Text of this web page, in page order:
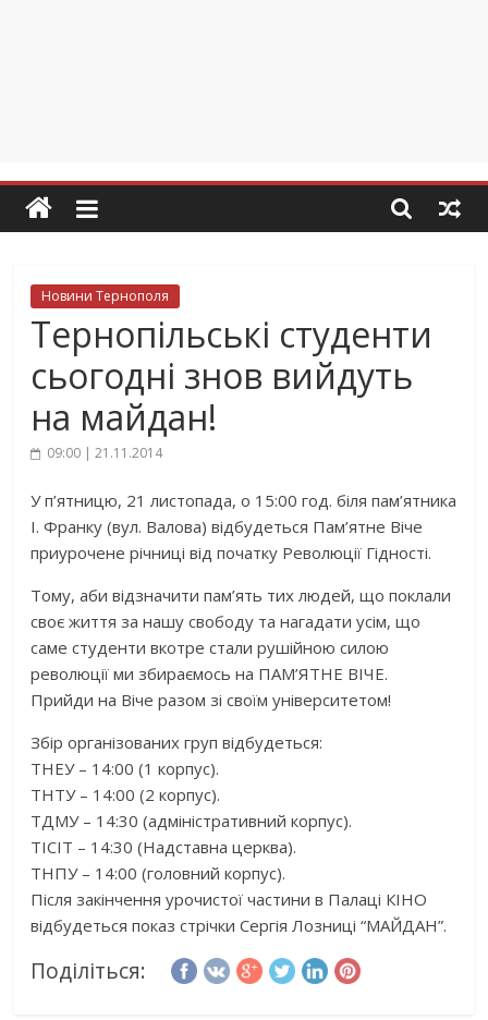
Новини Тернополя
Тернопільські студенти
сьогодні знов вийдуть
на майдан!
09:00 | 21.11.2014
У п’ятницю, 21 листопада, о 15:00 год. біля пам’ятника
І. Франку (вул. Валова) відбудеться Пам’ятне Віче
приурочене річниці від початку Революції Гідності.
Тому, аби відзначити пам’ять тих людей, що поклали
своє життя за нашу свободу та нагадати усім, що
саме студенти вкотре стали рушійною силою
революції ми збираємось на ПАМ’ЯТНЕ ВІЧЕ.
Прийди на Віче разом зі своїм університетом!
Збір організованих груп відбудеться:
ТНЕУ – 14:00 (1 корпус).
ТНТУ – 14:00 (2 корпус).
ТДМУ – 14:30 (адміністративний корпус).
ТІСІТ – 14:30 (Надставна церква).
ТНПУ – 14:00 (головний корпус).
Після закінчення урочистої частини в Палаці КІНО
відбудеться показ стрічки Сергія Лозниці “МАЙДАН”.
Поділіться: